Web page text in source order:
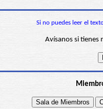
Si no puedes leer el
Avísanos si tienes